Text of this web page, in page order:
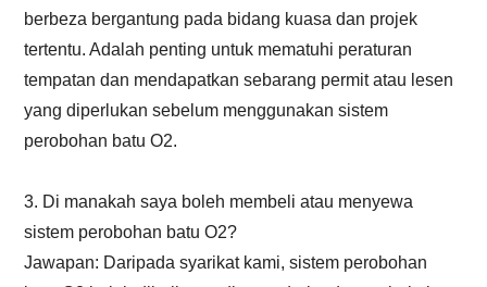
berbeza bergantung pada bidang kuasa dan projek
tertentu. Adalah penting untuk mematuhi peraturan
tempatan dan mendapatkan sebarang permit atau lesen
yang diperlukan sebelum menggunakan sistem
perobohan batu O2.
3. Di manakah saya boleh membeli atau menyewa
sistem perobohan batu O2?
Jawapan: Daripada syarikat kami, sistem perobohan